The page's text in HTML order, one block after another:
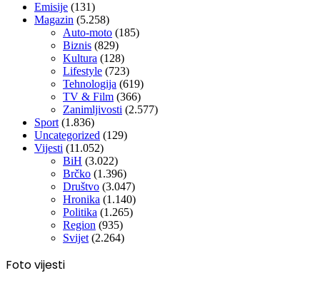
Emisije (131)
Magazin (5.258)
Auto-moto (185)
Biznis (829)
Kultura (128)
Lifestyle (723)
Tehnologija (619)
TV & Film (366)
Zanimljivosti (2.577)
Sport (1.836)
Uncategorized (129)
Vijesti (11.052)
BiH (3.022)
Brčko (1.396)
Društvo (3.047)
Hronika (1.140)
Politika (1.265)
Region (935)
Svijet (2.264)
Foto vijesti